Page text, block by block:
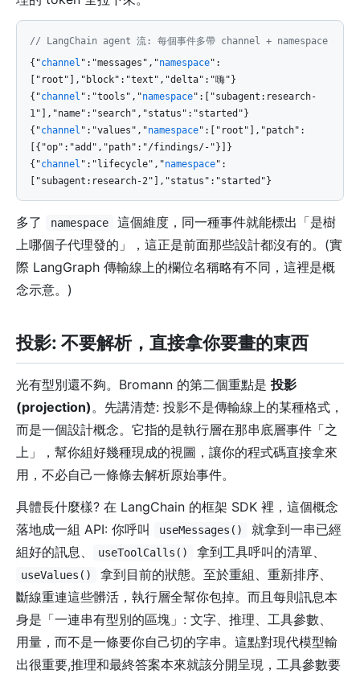
// LangChain agent 流: 每個事件多帶 channel + namespace
{"channel ":"messages","namespace":
["root"],"block":"text","delta":"嗨"}
{"channel ":"tools","namespace":["subagent:research-
1"],"name":"search","status":"started"}
{"channel ":"values","namespace":["root"],"patch":
[{"op":"add","path":"/findings/-"}]}
{"channel ":"lifecycle","namespace":
["subagent:research-2"],"status":"started"}
多了 namespace
這個維度，同一種事件就能標出「是樹
上哪個子代理發的」，這正是前面那些設計都沒有的。(實
際 LangGraph 傳輸線上的欄位名稱略有不同，這裡是概
念示意。)
投影: 不要解析，直接拿你要畫的東西
光有型別還不夠。Bromann 的第二個重點是 投影
(projection) 。先講清楚: 投影不是傳輸線上的某種格式，
而是一個設計概念。它指的是執行層在那串底層事件「之
上」，幫你組好幾種現成的視圖，讓你的程式碼直接拿來
用，不必自己一條條去解析原始事件。
具體長什麼樣? 在 LangChain 的框架 SDK 裡，這個概念
落地成一組 API: 你呼叫
useMessages()
就拿到一串已經
組好的訊息、
useToolCalls() 拿到工具呼叫的清單、
useValues()
拿到目前的狀態。至於重組、重新排序、
斷線重連這些髒活，執行層全幫你包掉。而且每則訊息本
身是「一連串有型別的區塊」: 文字、推理、工具參數、
用量，而不是一條要你自己切的字串。這點對現代模型輸
出很重要,推理和最終答案本來就該分開呈現，工具參數要